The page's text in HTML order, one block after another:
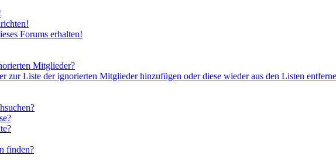
Forums erhalten!
Mitglieder?
zur Liste der ignorierten Mitglieder hinzufügen oder diese wieder aus den Listen
finden?